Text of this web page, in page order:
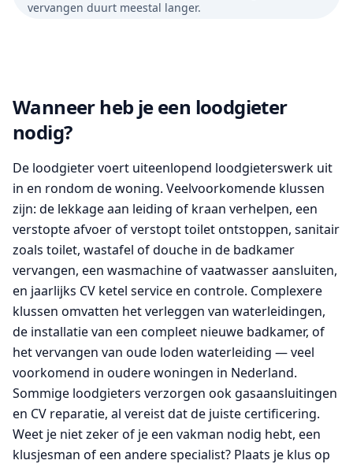
vervangen duurt meestal langer.
Wanneer heb je een loodgieter
nodig?
De loodgieter voert uiteenlopend loodgieterswerk uit
in en rondom de woning. Veelvoorkomende klussen
zijn: de lekkage aan leiding of kraan verhelpen, een
verstopte afvoer of verstopt toilet ontstoppen, sanitair
zoals toilet, wastafel of douche in de badkamer
vervangen, een wasmachine of vaatwasser aansluiten,
en jaarlijks CV ketel service en controle. Complexere
klussen omvatten het verleggen van waterleidingen,
de installatie van een compleet nieuwe badkamer, of
het vervangen van oude loden waterleiding — veel
voorkomend in oudere woningen in Nederland.
Sommige loodgieters verzorgen ook gasaansluitingen
en CV reparatie, al vereist dat de juiste certificering.
Weet je niet zeker of je een vakman nodig hebt, een
klusjesman of een andere specialist? Plaats je klus op